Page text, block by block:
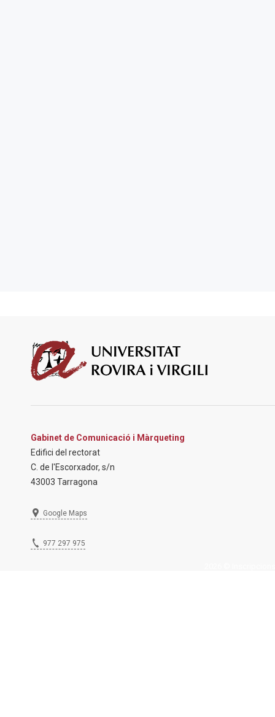
Gabinet de Comunicació i Màrqueting
Edifici del rectorat
C. de l'Escorxador, s/n
43003 Tarragona
Google Maps
977 297 975